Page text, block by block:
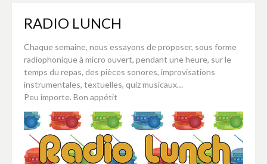
RADIO LUNCH
Chaque semaine, nous essayons de proposer, sous forme
radiophonique à micro ouvert, pendant une heure, sur le
temps du repas, des pièces sonores, improvisations
instrumentales, textuelles, quiz musicaux…
Peu importe. Bon appétit